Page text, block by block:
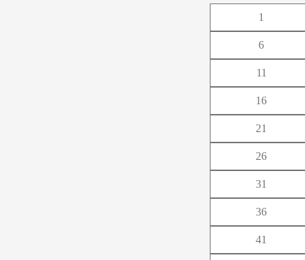
さ
た
な
は
ま
や
ら
1
6
11
16
21
26
31
36
41